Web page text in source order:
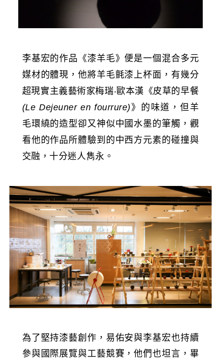
李基宏的作品《漆羊毛》便是一個混合多元
媒材的體現，他將羊毛氈漆上杯面，有幾分
超現實主義藝術家梅瑞‧歐本漢《皮草的早餐
(Le Dejeuner en fourrure)》的味道，但羊
毛環繞的造型卻又神似中國水墨的筆觸，觀
看他的作品所體驗到的中西方元素的碰撞與
交融，十分迷人雋永。
為了堅持漆藝創作，易佑安與李基宏也持續
參與國際展覽與工藝競賽，他們也坦言，畢